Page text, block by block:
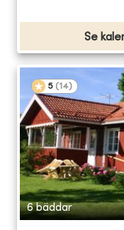
Se
5 (14)
6 bäddar